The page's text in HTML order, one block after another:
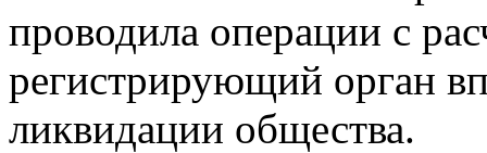
проводила операции с
регистрирующий орган
ликвидации общества.